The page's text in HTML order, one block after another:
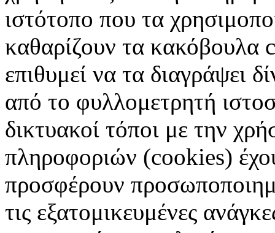
ιστότοπο που τα
καθαρίζουν τα κακόβουλα
επιθυμεί να τα διαγράψει
από το φυλλομετρητή
δικτυακοί τόποι με την
πληροφοριών (cookies)
προσφέρουν
τις εξατομικευμένες